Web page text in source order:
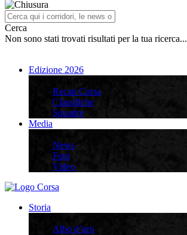
Cerca
Non sono stati trovati risultati per la tua ricerca...
Edizione 2026
Recap Corsa
Classifiche
Squadre
Media
News
Foto
Video
Storia
Albo d’oro